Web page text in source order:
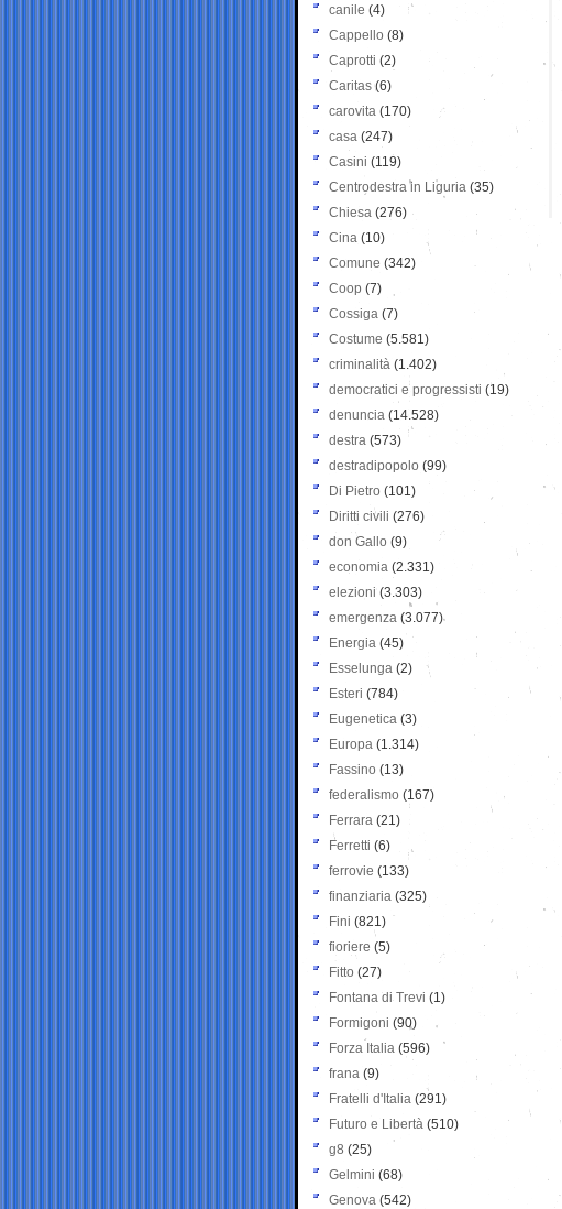
canile (4)
Cappello (8)
Caprotti (2)
Caritas (6)
carovita (170)
casa (247)
Casini (119)
Centrodestra in Liguria (35)
Chiesa (276)
Cina (10)
Comune (342)
Coop (7)
Cossiga (7)
Costume (5.581)
criminalità (1.402)
democratici e progressisti (19)
denuncia (14.528)
destra (573)
destradipopolo (99)
Di Pietro (101)
Diritti civili (276)
don Gallo (9)
economia (2.331)
elezioni (3.303)
emergenza (3.077)
Energia (45)
Esselunga (2)
Esteri (784)
Eugenetica (3)
Europa (1.314)
Fassino (13)
federalismo (167)
Ferrara (21)
Ferretti (6)
ferrovie (133)
finanziaria (325)
Fini (821)
fioriere (5)
Fitto (27)
Fontana di Trevi (1)
Formigoni (90)
Forza Italia (596)
frana (9)
Fratelli d'Italia (291)
Futuro e Libertà (510)
g8 (25)
Gelmini (68)
Genova (542)